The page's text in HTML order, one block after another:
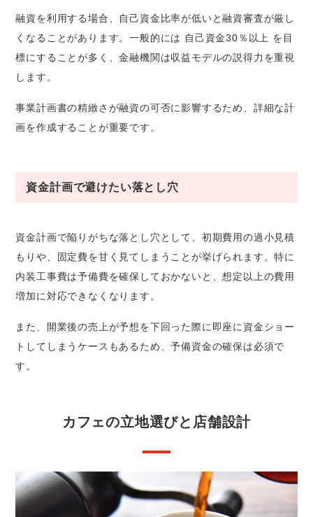
融資を利用する場合、自己資金比率が低いと融資審査が厳し
くなることがあります。一般的には 自己資金30％以上 を目
標にすることが多く、金融機関は収益モデルの説得力を重視
します。
事業計画書の精緻さが融資の可否に影響するため、詳細な計
画を作成することが重要です。
資金計画で避けたい落とし穴
資金計画で陥りがちな落とし穴として、初期費用の過小見積
もりや、固定費を甘く見てしまうことが挙げられます。特に
内装工事費は予備費を確保しておかないと、想定以上の費用
増加に対応できなくなります。
また、開業後の売上が予想を下回った際に即座に資金ショー
トしてしまうケースもあるため、予備資金の確保は必須で
す。
カフェの立地選びと店舗設計